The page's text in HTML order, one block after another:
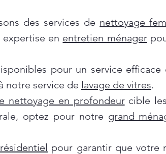
des services de nettoyage
en entretien ménager
pour un service efficace
notre service de lavage de vitres.
nettoyage en profondeurcible
optez pour notre grand
pour garantir que votre